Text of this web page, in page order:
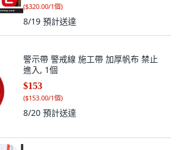
($320.00/1個)
8/19 預計送達
警示帶 警戒線 施工帶 加厚帆布 禁止
進入, 1個
$153
($153.00/1個)
8/20 預計送達